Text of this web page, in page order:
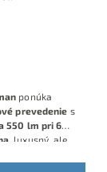
ponúka
prevedenie s
550 lm pri 6
, luxusný, ale